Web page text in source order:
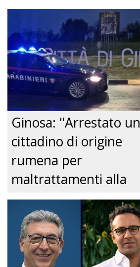
Ginosa: "Arrestato un
cittadino di origine
rumena per
maltrattamenti alla
convivente." Just tv